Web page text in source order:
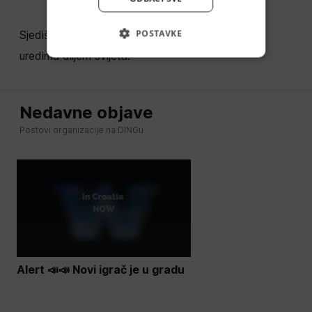
Sjedište se nalazi u Seattleu, Washington, SAD s
uredima diljem svijeta.
Nedavne objave
Postovi organizacije na DINGu
Alert 📣📣 Novi igrač je u gradu
POSTAVKE